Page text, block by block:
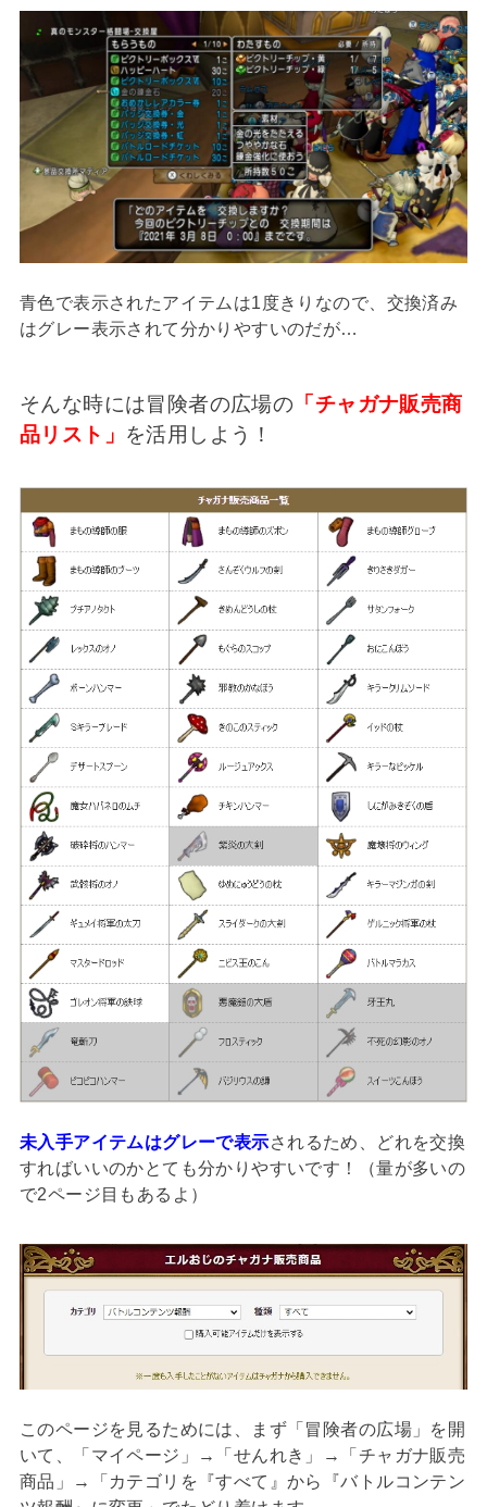
青色で表示されたアイテムは1度きりなので、交換済み
はグレー表示されて分かりやすいのだが…
そんな時には冒険者の広場の 「チャガナ販売商
品リスト」 を活用しよう！
未入手アイテムはグレーで表示されるため、どれを交換
すればいいのかとても分かりやすいです！（量が多いの
で2ページ目もあるよ）
このページを見るためには、まず「冒険者の広場」を開
いて、「マイページ」→「せんれき」→「チャガナ販売
商品」→「カテゴリを『すべて』から『バトルコンテン